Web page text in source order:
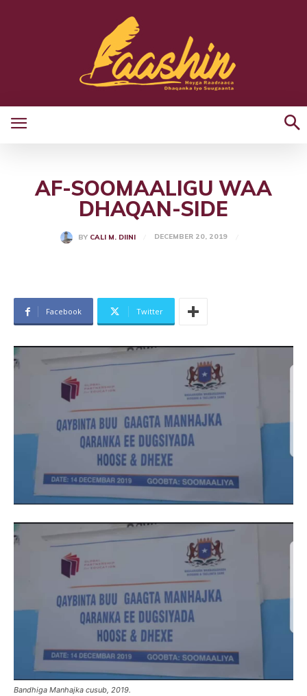
AF-SOOMAALIGU WAA
DHAQAN-SIDE
BY CALI M. DIINI DECEMBER 20, 2019
Facebook Twitter
Bandhiga Manhajka cusub, 2019.